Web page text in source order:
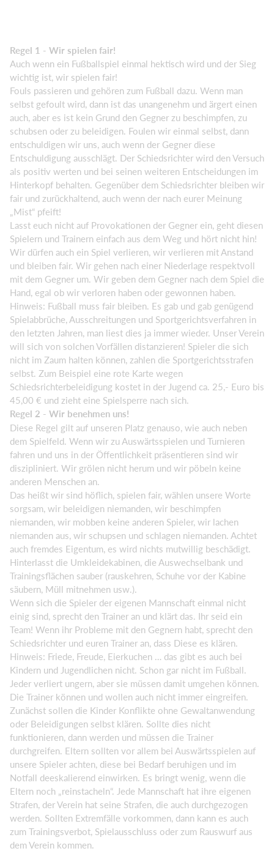
Regel 1 - Wir spielen fair!
Auch wenn ein Fußballspiel einmal hektisch wird und der Sieg
wichtig ist, wir spielen fair!
Fouls passieren und gehören zum Fußball dazu. Wenn man
selbst gefoult wird, dann ist das unangenehm und ärgert einen
auch, aber es ist kein Grund den Gegner zu beschimpfen, zu
schubsen oder zu beleidigen. Foulen wir einmal selbst, dann
entschuldigen wir uns, auch wenn der Gegner diese
Entschuldigung ausschlägt. Der Schiedsrichter wird den Versuch
als positiv werten und bei seinen weiteren Entscheidungen im
Hinterkopf behalten. Gegenüber dem Schiedsrichter bleiben wir
fair und zurückhaltend, auch wenn der nach eurer Meinung
„Mist“ pfeift!
Lasst euch nicht auf Provokationen der Gegner ein, geht diesen
Spielern und Trainern einfach aus dem Weg und hört nicht hin!
Wir dürfen auch ein Spiel verlieren, wir verlieren mit Anstand
und bleiben fair. Wir gehen nach einer Niederlage respektvoll
mit dem Gegner um. Wir geben dem Gegner nach dem Spiel die
Hand, egal ob wir verloren haben oder gewonnen haben.
Hinweis: Fußball muss fair bleiben. Es gab und gab genügend
Spielabbrüche, Ausschreitungen und Sportgerichtsverfahren in
den letzten Jahren, man liest dies ja immer wieder. Unser Verein
will sich von solchen Vorfällen distanzieren! Spieler die sich
nicht im Zaum halten können, zahlen die Sportgerichtsstrafen
selbst. Zum Beispiel eine rote Karte wegen
Schiedsrichterbeleidigung kostet in der Jugend ca. 25,- Euro bis
45,00 € und zieht eine Spielsperre nach sich.
Regel 2 - Wir benehmen uns!
Diese Regel gilt auf unseren Platz genauso, wie auch neben
dem Spielfeld. Wenn wir zu Auswärtsspielen und Turnieren
fahren und uns in der Öffentlichkeit präsentieren sind wir
diszipliniert. Wir grölen nicht herum und wir pöbeln keine
anderen Menschen an.
Das heißt wir sind höflich, spielen fair, wählen unsere Worte
sorgsam, wir beleidigen niemanden, wir beschimpfen
niemanden, wir mobben keine anderen Spieler, wir lachen
niemanden aus, wir schupsen und schlagen niemanden. Achtet
auch fremdes Eigentum, es wird nichts mutwillig beschädigt.
Hinterlasst die Umkleidekabinen, die Auswechselbank und
Trainingsflächen sauber (rauskehren, Schuhe vor der Kabine
säubern, Müll mitnehmen usw.).
Wenn sich die Spieler der eigenen Mannschaft einmal nicht
einig sind, sprecht den Trainer an und klärt das. Ihr seid ein
Team! Wenn ihr Probleme mit den Gegnern habt, sprecht den
Schiedsrichter und euren Trainer an, dass Diese es klären.
Hinweis: Friede, Freude, Eierkuchen … das gibt es auch bei
Kindern und Jugendlichen nicht. Schon gar nicht im Fußball.
Jeder verliert ungern, aber sie müssen damit umgehen können.
Die Trainer können und wollen auch nicht immer eingreifen.
Zunächst sollen die Kinder Konflikte ohne Gewaltanwendung
oder Beleidigungen selbst klären. Sollte dies nicht
funktionieren, dann werden und müssen die Trainer
durchgreifen. Eltern sollten vor allem bei Auswärtsspielen auf
unsere Spieler achten, diese bei Bedarf beruhigen und im
Notfall deeskalierend einwirken. Es bringt wenig, wenn die
Eltern noch „reinstacheln“. Jede Mannschaft hat ihre eigenen
Strafen, der Verein hat seine Strafen, die auch durchgezogen
werden. Sollten Extremfälle vorkommen, dann kann es auch
zum Trainingsverbot, Spielausschluss oder zum Rauswurf aus
dem Verein kommen.